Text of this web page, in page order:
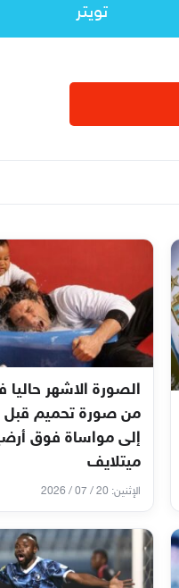
تويتر
الصورة الاشهر حاليا
إلى مواساة فوق
ميتلايف
الإثنين: 20 / 07 / 2026